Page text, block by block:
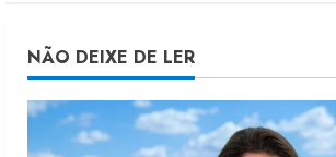
NÃO DEIXE DE LER